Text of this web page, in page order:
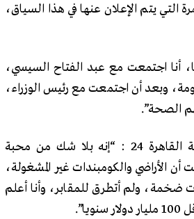
التي يتم الإعلان عنها في هذا السياق،
أنا اجتمعت مع عبد الفتاح السيسي،
وبعد أن اجتمعت مع رئيس الوزراء،
الصحة”.
وأضاف الحبتور، خلال تصريحات صحفية لصحيفة القاهرة 24 : “إنه بلا شك من محبة
الأراضي والكومبندات غير المشغولة،
ضخمة، ولم أتطرق للمقابر، وأنا أعلم